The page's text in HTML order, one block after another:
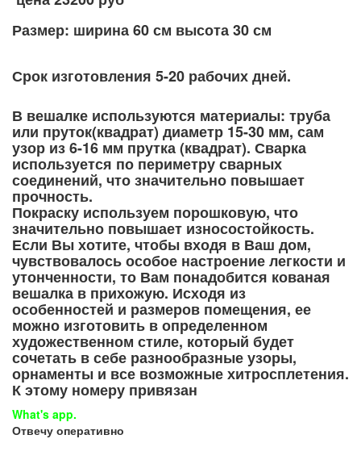
Размер: ширина 60 см высота 30 см
Срок изготовления 5-20 рабочих дней.
В вешалке используются материалы: труба
или пруток(квадрат) диаметр 15-30 мм, сам
узор из 6-16 мм прутка (квадрат). Сварка
используется по периметру сварных
соединений, что значительно повышает
прочность.
Покраску используем порошковую, что
значительно повышает износостойкость.
Если Вы хотите, чтобы входя в Ваш дом,
чувствовалось особое настроение легкости и
утонченности, то Вам понадобится кованая
вешалка в прихожую. Исходя из
особенностей и размеров помещения, ее
можно изготовить в определенном
художественном стиле, который будет
сочетать в себе разнообразные узоры,
орнаменты и все возможные хитросплетения.
К этому номеру привязан
What's app.
Отвечу оперативно